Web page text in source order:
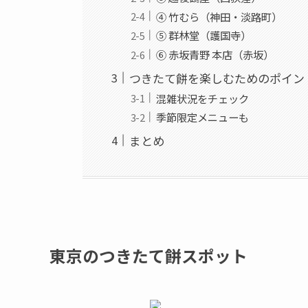
④ 竹むら（神田・淡路町）
⑤ 群林堂（護国寺）
⑥ 赤坂青野 本店（赤坂）
つきたて餅を楽しむためのポイン
混雑状況をチェック
季節限定メニューも
まとめ
東京のつきたて餅スポット